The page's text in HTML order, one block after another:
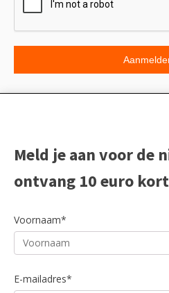
Meld je aan voor de
ontvang 10 euro
Voornaam*
E-mailadres*